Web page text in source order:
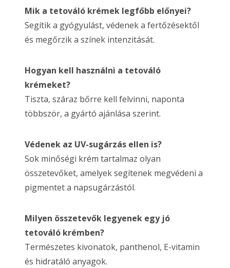
Mik a tetováló krémek legfőbb előnyei?
Segítik a gyógyulást, védenek a fertőzésektől
és megőrzik a színek intenzitását.
Hogyan kell használni a tetováló
krémeket?
Tiszta, száraz bőrre kell felvinni, naponta
többször, a gyártó ajánlása szerint.
Védenek az UV-sugárzás ellen is?
Sok minőségi krém tartalmaz olyan
összetevőket, amelyek segítenek megvédeni a
pigmentet a napsugárzástól.
Milyen összetevők legyenek egy jó
tetováló krémben?
Természetes kivonatok, panthenol, E-vitamin
és hidratáló anyagok.